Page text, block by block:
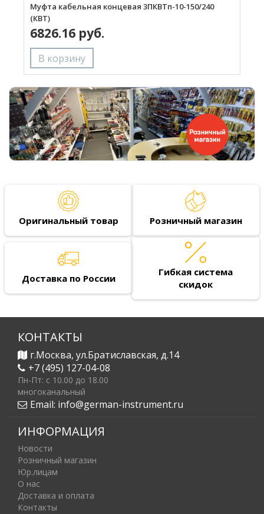
Муфта кабельная концевая 3ПКВТп-10-150/240
(КВТ)
6826.16 руб.
Оригинальный товар Розничный магазин
Доставка по России
Гибкая система
скидок
КОНТАКТЫ
г.Москва, ул.Братиславская, д.14
+7 (495) 127-04-08
Пн-Пт: c 10.00 до 18.00
многоканальный
Email: info@german-instrument.ru
ИНФОРМАЦИЯ
Новости
Розничный магазин
Юр.лицам
О нас
Доставка и оплата
Контакты